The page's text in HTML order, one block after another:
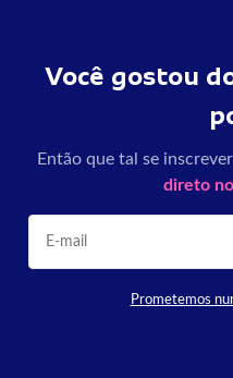
Você gostou
Então que tal se
direto
Prometemos